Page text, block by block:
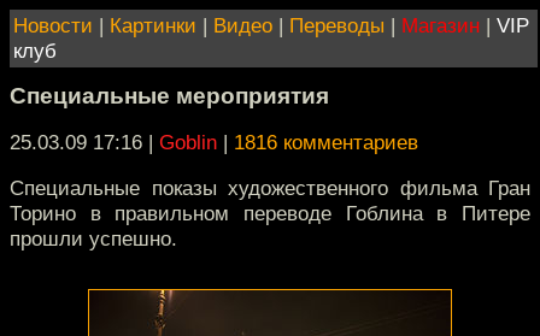
Новости | Картинки | Видео | Переводы | Магазин | VIP
клуб
Специальные мероприятия
25.03.09 17:16 | Goblin | 1816 комментариев
Специальные показы художественного фильма Гран
Торино в правильном переводе Гоблина в Питере
прошли успешно.